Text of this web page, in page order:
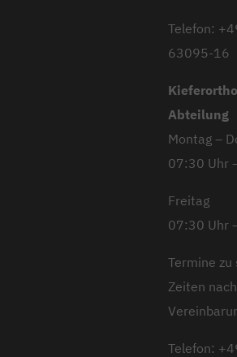
Telefon:
63095-16
Abteilung
Montag –
07:30 Uhr
Freitag
07:30 Uhr
Termine zu
Zeiten nach
Telefon: